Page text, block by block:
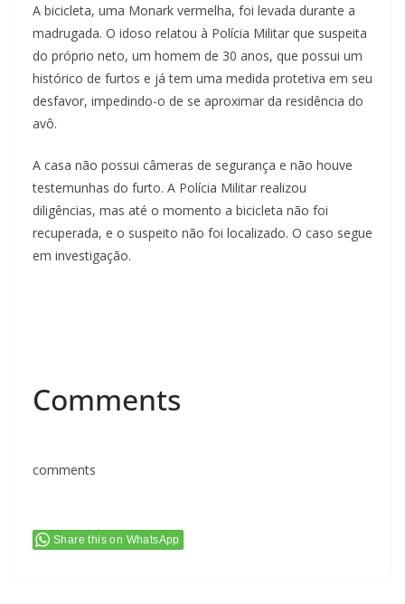
A bicicleta, uma Monark vermelha, foi levada durante a
madrugada. O idoso relatou à Polícia Militar que suspeita
do próprio neto, um homem de 30 anos, que possui um
histórico de furtos e já tem uma medida protetiva em seu
desfavor, impedindo-o de se aproximar da residência do
avô.
A casa não possui câmeras de segurança e não houve
testemunhas do furto. A Polícia Militar realizou
diligências, mas até o momento a bicicleta não foi
recuperada, e o suspeito não foi localizado. O caso segue
em investigação.
Comments
comments
Share this on WhatsApp